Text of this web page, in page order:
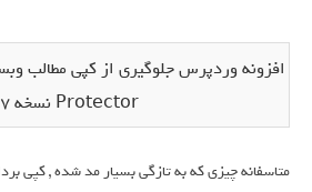
Protector نسخه 5.7
متاسفانه چیزی که به تازگی بسیار مد شده , کپی